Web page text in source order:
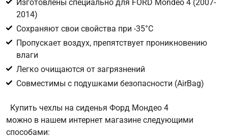
Изготовлены специально для FORD Mondeo 4 (2007-
2014)
Сохраняют свои свойства при -35°С
Пропускает воздух, препятствует проникновению
влаги
Легко очищаются от загрязнений
Совместимы с подушками безопасности (AirBag)
Купить чехлы на сиденья Форд Мондео 4
можно в нашем интернет магазине следующими
способами: